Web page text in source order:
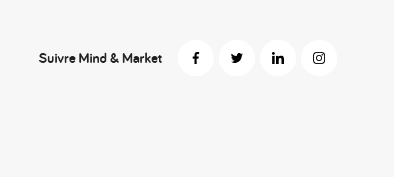
Suivre Mind & Market